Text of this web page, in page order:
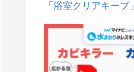
「浴室クリアキープ」